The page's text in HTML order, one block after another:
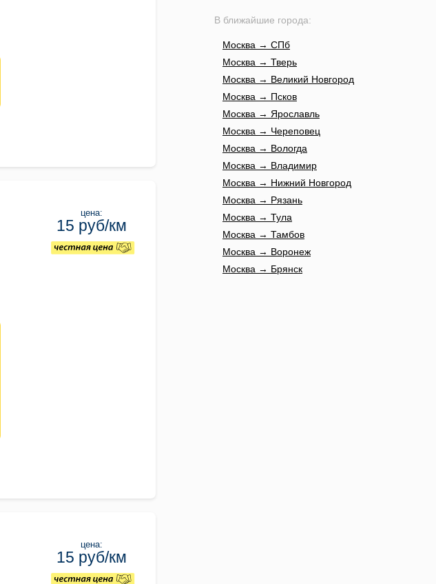
цена:
15 руб/км
цена:
15 руб/км
В ближайшие города:
Москва → СПб
Москва → Тверь
Москва → Великий Новгород
Москва → Псков
Москва → Ярославль
Москва → Череповец
Москва → Вологда
Москва → Владимир
Москва → Нижний Новгород
Москва → Рязань
Москва → Тула
Москва → Тамбов
Москва → Воронеж
Москва → Брянск